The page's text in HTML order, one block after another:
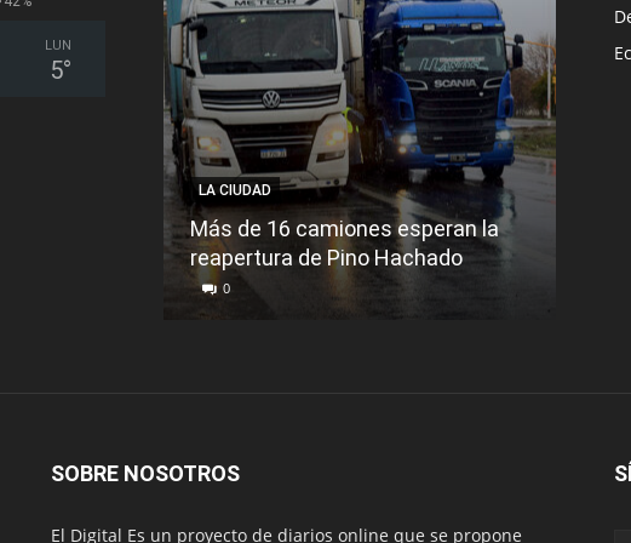
LUN
5°
LA CIUDAD
Más de 16 camiones esperan la
reapertura de Pino Hachado
0
SOBRE NOSOTROS
El Digital Es un proyecto de diarios online que se propone